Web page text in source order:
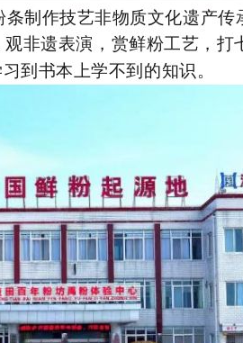
制作技艺非物质文化遗产
非遗表演，赏鲜粉工艺，
到书本上学不到的知识。